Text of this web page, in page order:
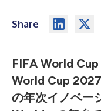
Share
FIFA World
World Cup
の年次イノベー